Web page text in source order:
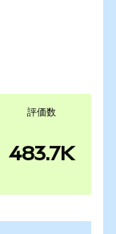
評価数
483.7K